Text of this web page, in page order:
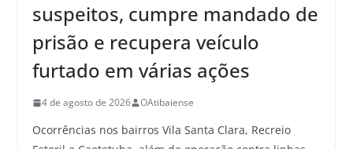
suspeitos, cumpre mandado de
prisão e recupera veículo
furtado em várias ações
4 de agosto de 2026 OAtibaiense
Ocorrências nos bairros Vila Santa Clara, Recreio